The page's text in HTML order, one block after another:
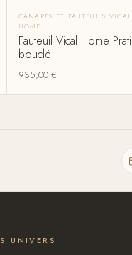
CANAPÉS ET FAUTEUILS VICAL
HOME
Fauteuil Vical Home Prati
bouclé
935,00 €
UNIVERS